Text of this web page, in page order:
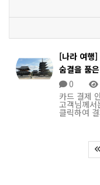
[나라 여행]
숨결을 품
0
카드 결제
고객님께
클릭하여